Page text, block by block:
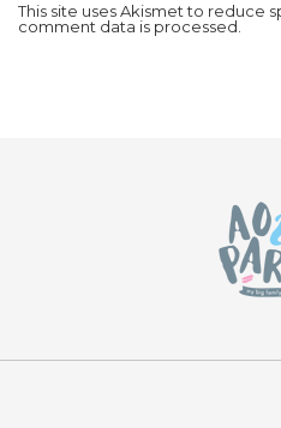
This site uses Akismet to reduce
comment data is processed.